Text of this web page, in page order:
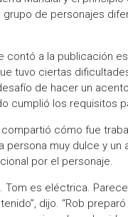
grupo de personajes
contó a la publicación
tuvo ciertas
de hacer un
cumplió los requisitos
cómo fue
persona muy dulce y
por el personaje.
Tom es eléctrica.
dijo. “Rob